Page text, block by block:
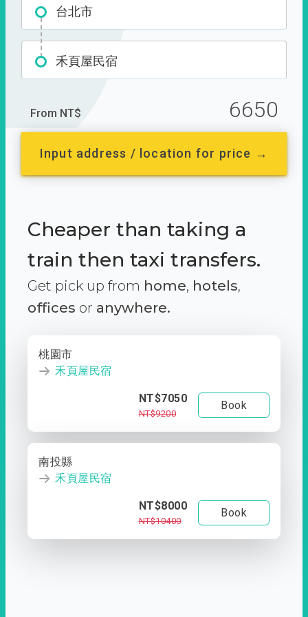
台北市
禾頁屋民宿
From NT$ 6650
Input address / location for price →
Cheaper than taking a
train then taxi transfers.
Get pick up from home, hotels,
offices or anywhere.
桃園市
禾頁屋民宿
NT$7050
NT$9200
Book
南投縣
禾頁屋民宿
NT$8000
NT$10400
Book